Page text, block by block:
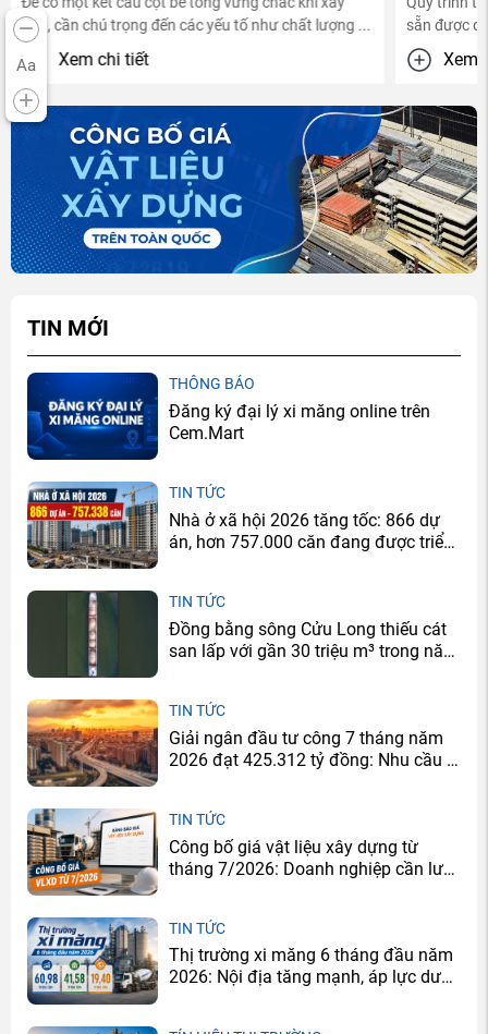
Aa
nhà, cần chú trọng đến các yếu tố như chất lượng ...
Xem chi tiết
sẵn được
Xem
TIN MỚI
THÔNG BÁO
Đăng ký đại lý xi măng online trên
Cem.Mart
TIN TỨC
Nhà ở xã hội 2026 tăng tốc: 866 dự
án, hơn 757.000 căn đang được triển
TIN TỨC
Đồng bằng sông Cửu Long thiếu cát
san lấp với gần 30 triệu m³ trong năm
TIN TỨC
Giải ngân đầu tư công 7 tháng năm
2026 đạt 425.312 tỷ đồng: Nhu cầu xi
TIN TỨC
Công bố giá vật liệu xây dựng từ
tháng 7/2026: Doanh nghiệp cần lưu
TIN TỨC
Thị trường xi măng 6 tháng đầu năm
2026: Nội địa tăng mạnh, áp lực dư